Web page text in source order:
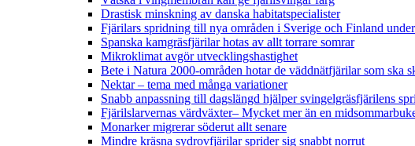
Drastisk minskning av danska habitatspecialister
Fjärilars spridning till nya områden i Sverige och Finland
Spanska kamgräsfjärilar hotas av allt torrare somrar
Mikroklimat avgör utvecklingshastighet
Bete i Natura 2000-områden hotar de väddnätfjärilar som ska
Nektar – tema med många variationer
Snabb anpassning till dagslängd hjälper svingelgräsfjärilens
Fjärilslarvernas värdväxter– Mycket mer än en
Monarker migrerar söderut allt senare
Mindre kräsna sydrovfjärilar sprider sig snabbt norrut